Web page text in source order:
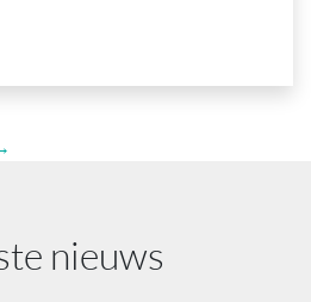
nieuws